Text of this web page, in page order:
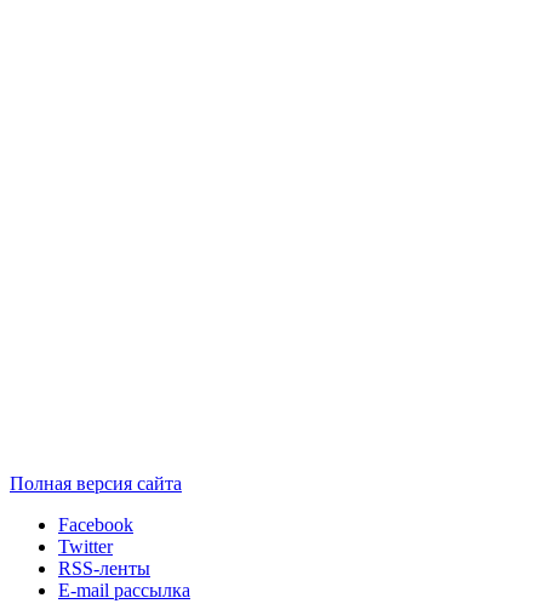
Полная версия сайта
Facebook
Twitter
RSS-ленты
E-mail рассылка